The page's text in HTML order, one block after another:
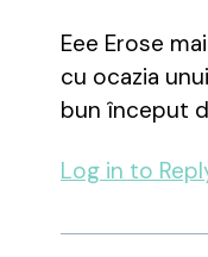
Eee Erose
cu ocazia
bun început
Log in to